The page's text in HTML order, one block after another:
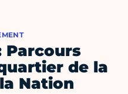
Parcours
de la
Nation